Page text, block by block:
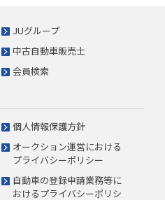
JUグループ
中古自動車販売士
会員検索
個人情報保護方針
オークション運営における
プライバシーポリシー
自動車の登録申請業務等に
おけるプライバシーポリシ